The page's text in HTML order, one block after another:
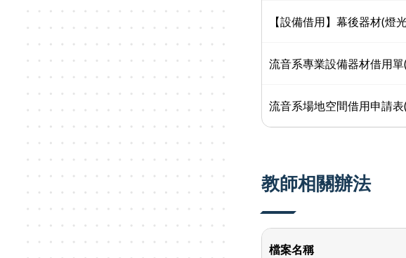
【設備借用】幕後器材(燈
流音系專業設備器材借用
流音系場地空間借用申請
教師相關辦法
檔案名稱